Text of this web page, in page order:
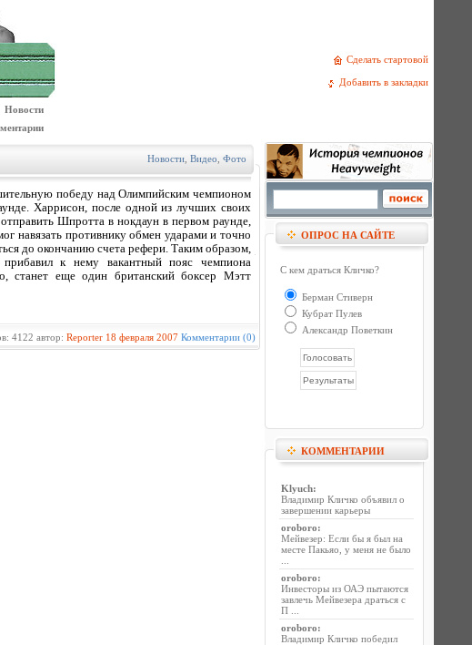
Сделать стартовой
Добавить в закладки
Новости
Новости Видео Фото
победу над Олимпийским чемпионом
Харрисон, после одной из лучших своих
Шпротта в нокдаун в первом раунде,
навязать противнику обмен ударами и точно
до окончанию счета рефери. Таким образом,
к нему вакантный пояс чемпиона
станет еще один британский боксер Мэтт
4122 автор: Reporter 18 февраля 2007 Комментарии (0)
ОПРОС НА САЙТЕ
С кем драться Кличко?
Берман Стиверн
Кубрат Пулев
Александр Поветкин
КОММЕНТАРИИ
Klyuch:
Владимир Кличко объявил о
завершении карьеры
oroboro:
Мейвезер: Если бы я был на
месте Пакьяо, у меня не было
oroboro:
Инвесторы из ОАЭ пытаются
завлечь Мейвезера драться с
П ...
oroboro:
Владимир Кличко победил